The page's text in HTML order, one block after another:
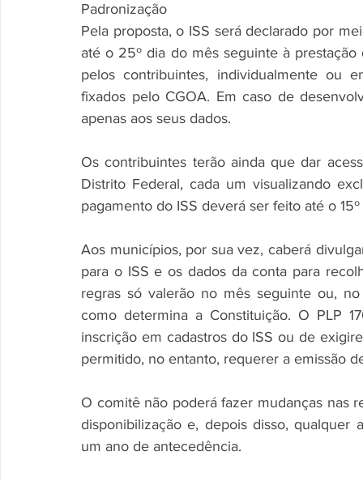
Padronização
Pela proposta, o ISS será declarado por
até o 25º dia do mês seguinte à
pelos contribuintes, individualmente ou
fixados pelo CGOA. Em caso de
apenas aos seus dados.
Os contribuintes terão ainda que dar
Distrito Federal, cada um visualizando
pagamento do ISS deverá ser feito até o
Aos municípios, por sua vez, caberá
para o ISS e os dados da conta para
regras só valerão no mês seguinte ou,
como determina a Constituição. O PLP
inscrição em cadastros do ISS ou de
permitido, no entanto, requerer a emissão
O comitê não poderá fazer mudanças nas
disponibilização e, depois disso, qualquer
um ano de antecedência.